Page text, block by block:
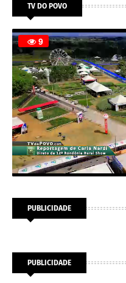
TV DO POVO
PUBLICIDADE
PUBLICIDADE